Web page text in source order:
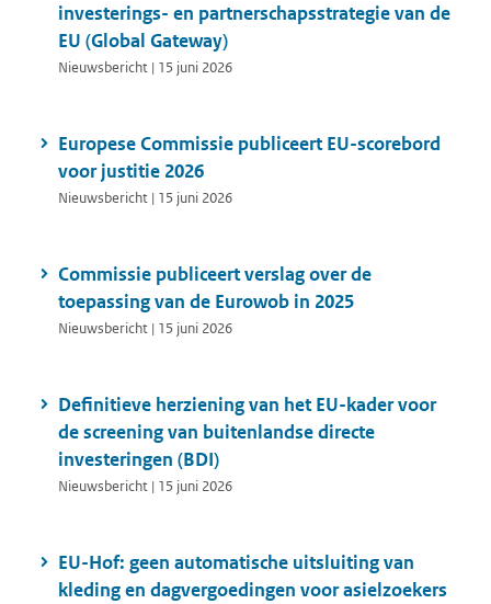
investerings- en partnerschapsstrategie van de
EU (Global Gateway)
Nieuwsbericht | 15 juni 2026
Europese Commissie publiceert EU-scorebord
voor justitie 2026
Nieuwsbericht | 15 juni 2026
Commissie publiceert verslag over de
toepassing van de Eurowob in 2025
Nieuwsbericht | 15 juni 2026
Definitieve herziening van het EU-kader voor
de screening van buitenlandse directe
investeringen (BDI)
Nieuwsbericht | 15 juni 2026
EU-Hof: geen automatische uitsluiting van
kleding en dagvergoedingen voor asielzoekers